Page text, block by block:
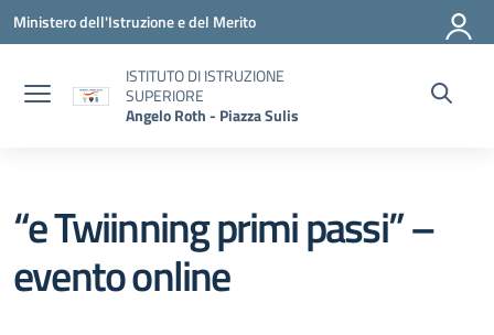
Vai ai contenuti
Vai al menu di navigazione
Vai al footer
Ministero dell'Istruzione e del Merito
ISTITUTO DI ISTRUZIONE
SUPERIORE
Angelo Roth - Piazza Sulis
“e Twiinning primi passi” –
evento online